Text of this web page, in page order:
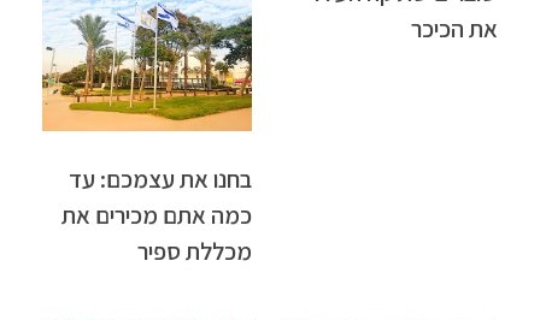
את הכיכר
בחנו את עצמכם: עד
כמה אתם מכירים את
מכללת ספיר